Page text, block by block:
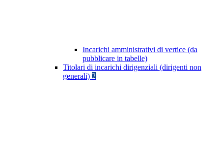
Incarichi amministrativi di vertice (da
pubblicare in tabelle)
Titolari di incarichi dirigenziali (dirigenti non
generali) 2